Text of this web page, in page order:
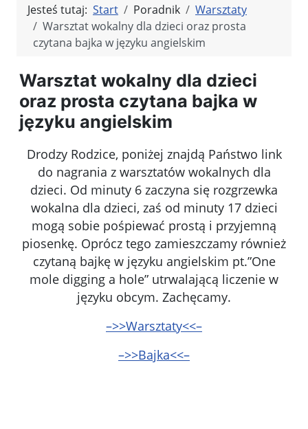
Jesteś tutaj: Start Poradnik
Warsztaty
Warsztat wokalny dla dzieci oraz prosta
czytana bajka w języku angielskim
Warsztat wokalny dla dzieci
oraz prosta czytana bajka w
języku angielskim
Drodzy Rodzice, poniżej znajdą Państwo link
do nagrania z warsztatów wokalnych dla
dzieci. Od minuty 6 zaczyna się rozgrzewka
wokalna dla dzieci, zaś od minuty 17 dzieci
mogą sobie pośpiewać prostą i przyjemną
piosenkę. Oprócz tego zamieszczamy również
czytaną bajkę w języku angielskim pt.”One
mole digging a hole” utrwalającą liczenie w
języku obcym. Zachęcamy.
–>>Warsztaty<<–
–>>Bajka<<–